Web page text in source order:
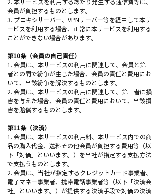
2. 本サービスを利用するあたり発生する通信費等は、
会員が負担するものとします。
3. プロキシサーバー、VPNサーバー等を経由して本サ
ービスを利用する場合、正常に本サービスを利用する
ことができない場合があります。
第10条（会員の自己責任）
1. 会員は、本サービスの利用に関連して、会員と第三
者との間で紛争が生じた場合、会員の責任と費用にお
いて、当該紛争を解決するものとします。
2. 会員は、本サービスの利用に関連して、第三者に損
害を与えた場合、会員の責任と費用において、当該損
害を賠償するものとします。
第11条（決済）
1. 会員は、本サービスの利用料、本サービス内での商
品の購入代金、送料その他会員が負担する費用等（以
下「対価」といいます。）を当社が指定する支払方法
で支払うものとします。
2. 会員は、当社が指定するクレジットカード事業者、
電子マネー事業者、携帯電話事業者等（以下「決済会
社」といいます。）が提供する決済手段で対価の決済